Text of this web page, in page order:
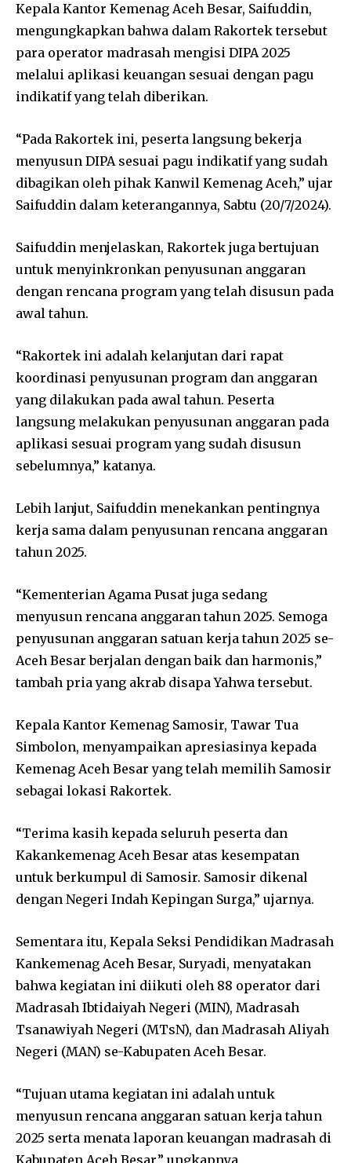
Kepala Kantor Kemenag Aceh Besar, Saifuddin,
mengungkapkan bahwa dalam Rakortek tersebut
para operator madrasah mengisi DIPA 2025
melalui aplikasi keuangan sesuai dengan pagu
indikatif yang telah diberikan.
“Pada Rakortek ini, peserta langsung bekerja
menyusun DIPA sesuai pagu indikatif yang sudah
dibagikan oleh pihak Kanwil Kemenag Aceh,” ujar
Saifuddin dalam keterangannya, Sabtu (20/7/2024).
Saifuddin menjelaskan, Rakortek juga bertujuan
untuk menyinkronkan penyusunan anggaran
dengan rencana program yang telah disusun pada
awal tahun.
“Rakortek ini adalah kelanjutan dari rapat
koordinasi penyusunan program dan anggaran
yang dilakukan pada awal tahun. Peserta
langsung melakukan penyusunan anggaran pada
aplikasi sesuai program yang sudah disusun
sebelumnya,” katanya.
Lebih lanjut, Saifuddin menekankan pentingnya
kerja sama dalam penyusunan rencana anggaran
tahun 2025.
“Kementerian Agama Pusat juga sedang
menyusun rencana anggaran tahun 2025. Semoga
penyusunan anggaran satuan kerja tahun 2025 se-
Aceh Besar berjalan dengan baik dan harmonis,”
tambah pria yang akrab disapa Yahwa tersebut.
Kepala Kantor Kemenag Samosir, Tawar Tua
Simbolon, menyampaikan apresiasinya kepada
Kemenag Aceh Besar yang telah memilih Samosir
sebagai lokasi Rakortek.
“Terima kasih kepada seluruh peserta dan
Kakankemenag Aceh Besar atas kesempatan
untuk berkumpul di Samosir. Samosir dikenal
dengan Negeri Indah Kepingan Surga,” ujarnya.
Sementara itu, Kepala Seksi Pendidikan Madrasah
Kankemenag Aceh Besar, Suryadi, menyatakan
bahwa kegiatan ini diikuti oleh 88 operator dari
Madrasah Ibtidaiyah Negeri (MIN), Madrasah
Tsanawiyah Negeri (MTsN), dan Madrasah Aliyah
Negeri (MAN) se-Kabupaten Aceh Besar.
“Tujuan utama kegiatan ini adalah untuk
menyusun rencana anggaran satuan kerja tahun
2025 serta menata laporan keuangan madrasah di